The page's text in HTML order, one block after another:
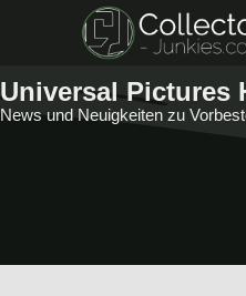
Universal Pictures
News und Neuigkeiten zu